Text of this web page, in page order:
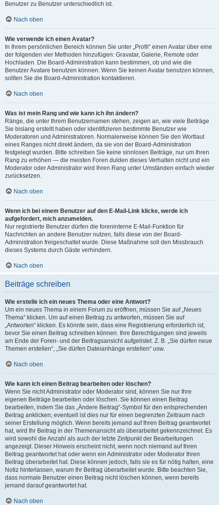
Benutzer zu Benutzer unterschiedlich ist.
Nach oben
Wie verwende ich einen Avatar?
In Ihrem persönlichen Bereich können Sie unter „Profil“ einen Avatar über eine
der folgenden vier Methoden hinzufügen: Gravatar, Galerie, Remote oder
Hochladen. Die Board-Administration kann bestimmen, ob und wie die
Benutzer Avatare benutzen können. Wenn Sie keinen Avatar benutzen können,
sollten Sie die Board-Administration kontaktieren.
Nach oben
Was ist mein Rang und wie kann ich ihn ändern?
Ränge, die unter Ihrem Benutzernamen stehen, zeigen an, wie viele Beiträge
Sie bislang erstellt haben oder identifizieren bestimmte Benutzer wie
Moderatoren und Administratoren. Normalerweise können Sie den Wortlaut
eines Ranges nicht direkt ändern, da sie von der Board-Administration
festgelegt wurden. Bitte schreiben Sie keine sinnlosen Beiträge, nur um Ihren
Rang zu erhöhen — die meisten Foren dulden dieses Verhalten nicht und ein
Moderator oder Administrator wird Ihren Rang unter Umständen einfach wieder
zurücksetzen.
Nach oben
Wenn ich bei einem Benutzer auf den E-Mail-Link klicke, werde ich
aufgefordert, mich anzumelden.
Nur registrierte Benutzer dürfen die foreninterne E-Mail-Funktion für
Nachrichten an andere Benutzer nutzen, falls diese von der Board-
Administration freigeschaltet wurde. Diese Maßnahme soll den Missbrauch
dieses Systems durch Gäste verhindern.
Nach oben
Beiträge schreiben
Wie erstelle ich ein neues Thema oder eine Antwort?
Um ein neues Thema in einem Forum zu eröffnen, müssen Sie auf „Neues
Thema“ klicken. Um auf einen Beitrag zu antworten, müssen Sie auf
„Antworten“ klicken. Es könnte sein, dass eine Registrierung erforderlich ist,
bevor Sie einen Beitrag schreiben können. Ihre Berechtigungen sind jeweils
am Ende der Foren- und der Beitragsansicht aufgelistet. Z. B. „Sie dürfen neue
Themen erstellen“, „Sie dürfen Dateianhänge erstellen“ usw.
Nach oben
Wie kann ich einen Beitrag bearbeiten oder löschen?
Wenn Sie nicht Administrator oder Moderator sind, können Sie nur Ihre
eigenen Beiträge bearbeiten oder löschen. Sie können einen Beitrag
bearbeiten, indem Sie das „Ändere Beitrag“-Symbol für den entsprechenden
Beitrag anklicken; eventuell ist dies nur für einen begrenzten Zeitraum nach
seiner Erstellung möglich. Wenn bereits jemand auf Ihren Beitrag geantwortet
hat, wird Ihr Beitrag in der Themenansicht als überarbeitet gekennzeichnet. Es
wird sowohl die Anzahl als auch der letzte Zeitpunkt der Bearbeitungen
angezeigt. Dieser Hinweis erscheint nicht, wenn noch niemand auf Ihren
Beitrag geantwortet hat oder wenn ein Administrator oder Moderator Ihren
Beitrag überarbeitet hat. Diese können jedoch, falls sie es für nötig halten, eine
Notiz hinterlassen, warum Ihr Beitrag überarbeitet wurde. Bitte beachten Sie,
dass normale Benutzer einen Beitrag nicht löschen können, wenn bereits
jemand darauf geantwortet hat.
Nach oben